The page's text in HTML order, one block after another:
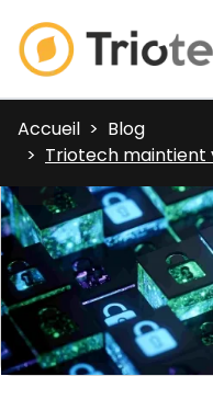
Accueil
Blog
Triotech